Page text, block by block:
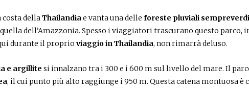
costa dellaThailandiae vanta una delle foreste pluviali sempreverdi
dell’Amazzonia. Spesso i viaggiatori trascurano questo parco,
durante il proprio viaggio in Thailandia, non rimarrà deluso.
e argillite si innalzano tra i 300 e i 600 m sul livello del mare. Il
, il cui punto più alto raggiunge i 950 m. Questa catena montuosa